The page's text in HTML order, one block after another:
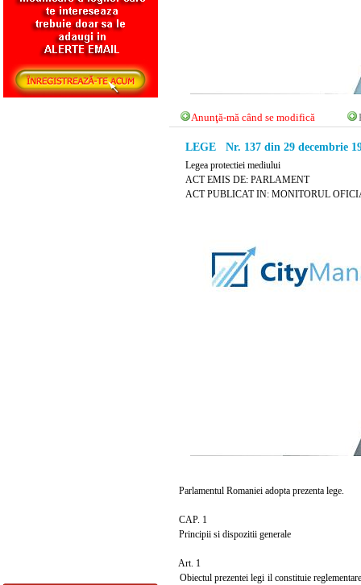
Anunţă-mă când se modifică
LEGE Nr. 137 din 29 decembrie
Legea protectiei mediului
ACT EMIS DE: PARLAMENT
ACT PUBLICAT IN: MONITORUL
Parlamentul Romaniei adopta prezenta lege.
CAP. 1
Principii si dispozitii generale
Art. 1
Obiectul prezentei legi il constituie